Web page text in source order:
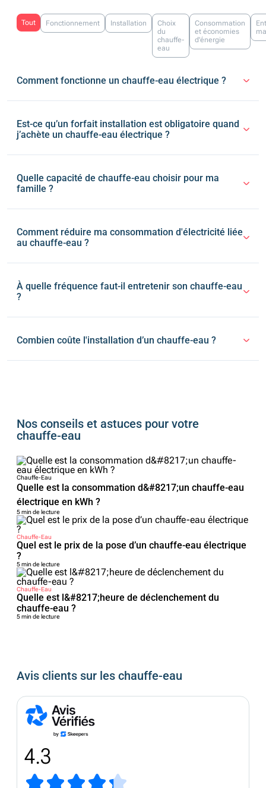
Tout Fonctionnement Installation
Choix
du
chauffe-
eau
Consommation
et économies
d'énergie
Comment fonctionne un chauffe-eau électrique ?
Est-ce qu’un forfait installation est obligatoire quand
j’achète un chauffe-eau électrique ?
Quelle capacité de chauffe-eau choisir pour ma
famille ?
Comment réduire ma consommation d'électricité liée
au chauffe-eau ?
À quelle fréquence faut-il entretenir son chauffe-eau
?
Combien coûte l'installation d’un chauffe-eau ?
Nos conseils et astuces pour votre
chauffe-eau
Chauffe-Eau
Quelle est la consommation d&#8217;un chauffe-eau
électrique en kWh ?
5 min de lecture
Chauffe-Eau
Quel est le prix de la pose d’un chauffe-eau électrique
?
5 min de lecture
Chauffe-Eau
Quelle est l&#8217;heure de déclenchement du
chauffe-eau ?
5 min de lecture
Avis clients sur les chauffe-eau
4.3